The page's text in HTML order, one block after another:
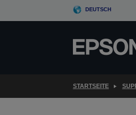
DEUTSCH
STARTSEITE